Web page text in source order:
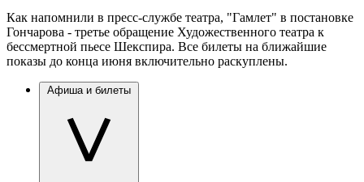
Как напомнили в пресс-службе театра, "Гамлет" в постановке
Гончарова - третье обращение Художественного театра к
бессмертной пьесе Шекспира. Все билеты на ближайшие
показы до конца июня включительно раскуплены.
Афиша и билеты